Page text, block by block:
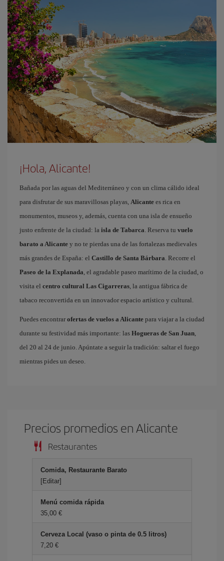
¡Hola, Alicante!
Bañada por las aguas del Mediterráneo y con un clima cálido ideal
para disfrutar de sus maravillosas playas, Alicante es rica en
monumentos, museos y, además, cuenta con una isla de ensueño
justo enfrente de la ciudad: la isla de Tabarca. Reserva tu vuelo
barato a Alicante y no te pierdas una de las fortalezas medievales
más grandes de España: el Castillo de Santa Bárbara. Recorre el
Paseo de la Explanada, el agradable paseo marítimo de la ciudad, o
visita el centro cultural Las Cigarreras, la antigua fábrica de
tabaco reconvertida en un innovador espacio artístico y cultural.
Puedes encontrar ofertas de vuelos a Alicante para viajar a la ciudad
durante su festividad más importante: las Hogueras de San Juan,
del 20 al 24 de junio. Apúntate a seguir la tradición: saltar el fuego
mientras pides un deseo.
Precios promedios en Alicante
Restaurantes
Comida, Restaurante Barato
[Editar]
Menú comida rápida
35,00 €
Cerveza Local (vaso o pinta de 0.5 litros)
7,20 €